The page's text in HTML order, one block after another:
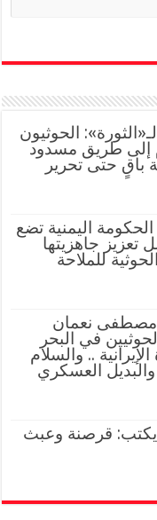
الحوثيون
إلى طريق مسدود
باقٍ حتى تحرير
اليمنية تضع
تعزيز جاهزيتها
للملاحة
مصطفى نعمان
في البحر
.. والسلام
العسكري
يكتب: قرصنة وعبث